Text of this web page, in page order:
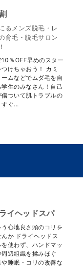
るメンズ脱毛・レ
育毛・脱毛サロン
％OFF早めのスター
けちゃおう！ カミ
ムなどでムダ毛を自
生のみなさん！自己
ついて肌トラブルの
すぐ...
イヘッドスパ
心地良さ頭のコリを
か ドライヘッドス
使わず、ハンドマッ
辺組織を揉みほぐ
睡眠・コリの改善な